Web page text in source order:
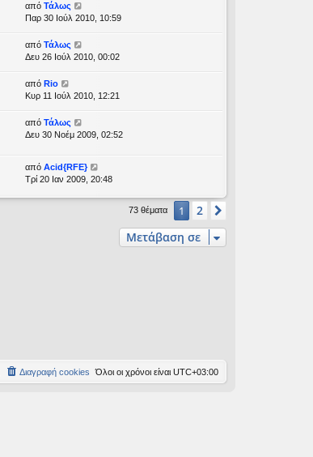
από Τάλως
Παρ 30 Ιούλ 2010, 10:59
από Τάλως
Δευ 26 Ιούλ 2010, 00:02
από Rio
Κυρ 11 Ιούλ 2010, 12:21
από Τάλως
Δευ 30 Νοέμ 2009, 02:52
από Acid{RFE}
Τρί 20 Ιαν 2009, 20:48
73 θέματα 1 2
Μετάβαση σε
Όλοι οι χρόνοι είναι UTC+03:00
Διαγραφή cookies